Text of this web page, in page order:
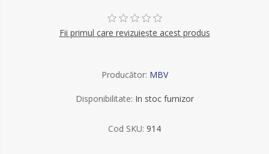
Fii primul care revizuiește acest produs
Producător: MBV
Disponibilitate: In stoc furnizor
Cod SKU: 914